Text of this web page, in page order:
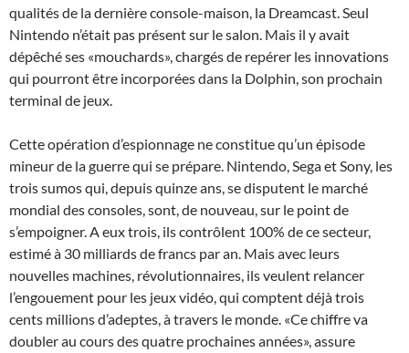
qualités de la dernière console-maison, la Dreamcast. Seul
Nintendo n’était pas présent sur le salon. Mais il y avait
dépêché ses «mouchards», chargés de repérer les innovations
qui pourront être incorporées dans la Dolphin, son prochain
terminal de jeux.
Cette opération d’espionnage ne constitue qu’un épisode
mineur de la guerre qui se prépare. Nintendo, Sega et Sony, les
trois sumos qui, depuis quinze ans, se disputent le marché
mondial des consoles, sont, de nouveau, sur le point de
s’empoigner. A eux trois, ils contrôlent 100% de ce secteur,
estimé à 30 milliards de francs par an. Mais avec leurs
nouvelles machines, révolutionnaires, ils veulent relancer
l’engouement pour les jeux vidéo, qui comptent déjà trois
cents millions d’adeptes, à travers le monde. «Ce chiffre va
doubler au cours des quatre prochaines années», assure